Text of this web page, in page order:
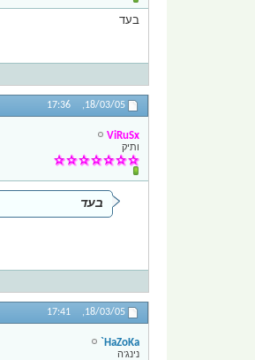
בעד
18/03/05,
17:36
ViRuSx
ותיק
בעד
18/03/05,
17:41
HaZoKa`
נינג'ה